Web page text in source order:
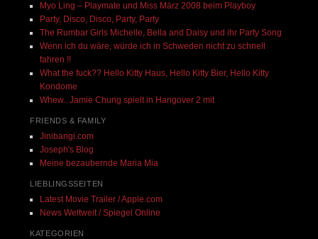
Myo Ling – Playmate und Miss März 2008 beim Playboy
Party, Disco, Disco, Party, Party
The Rumbar Girls Michelle, Bella and Daisy und ihr Party Song
Wenn ich du wäre, würde ich in Schweden nicht zu schnell
fahren !!
What the fuck?? Hello Kitty Haus, Hello Kitty Bier, Hello Kitty
Kondome
Whew.. Jamie Chung spielt in Hangover 2 mit
FRIENDS & FAMILY
Jinibangi.com
Joseph's Blog
Meine bezaubernde Maria Mia
LIEBLINGSSEITEN
Latest Movie Trailer / Apple.com
News Weltweit / Spiegel Online
KATEGORIEN